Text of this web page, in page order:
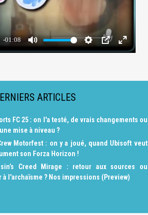
ARTICLES
FC 25 : on l'a testé, de vrais changements ou
mise à niveau ?
Motorfest : on y a joué, quand Ubisoft veut
son Forza Horizon !
Creed Mirage : retour aux sources ou
à l'archaïsme ? Nos impressions (Preview)